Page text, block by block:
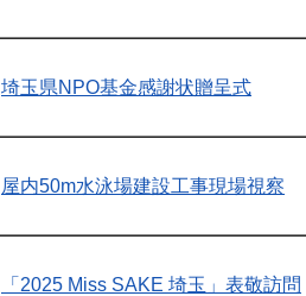
埼玉県NPO基金感謝状贈呈式
屋内50m水泳場建設工事現場視察
「2025 Miss SAKE 埼玉」表敬訪問